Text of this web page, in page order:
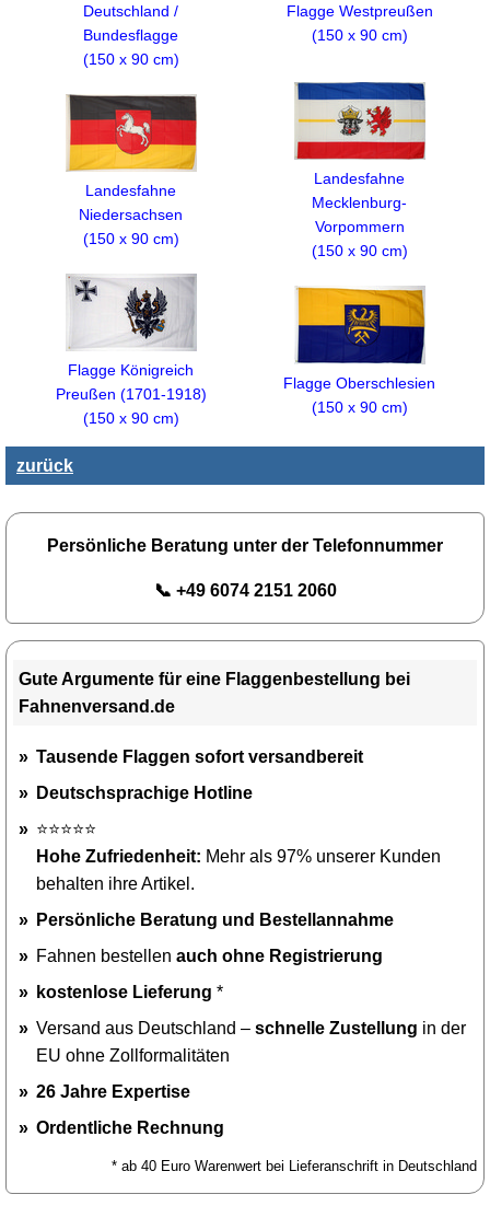
Deutschland /
Bundesflagge
(150 x 90 cm)
Flagge Westpreußen
(150 x 90 cm)
Landesfahne
Niedersachsen
(150 x 90 cm)
Landesfahne
Mecklenburg-
Vorpommern
(150 x 90 cm)
Flagge Königreich
Preußen (1701-1918)
(150 x 90 cm)
Flagge Oberschlesien
(150 x 90 cm)
zurück
Persönliche Beratung unter der Telefonnummer
📞 +49 6074 2151 2060
Gute Argumente für eine Flaggenbestellung bei
Fahnenversand.de
Tausende Flaggen sofort versandbereit
Deutschsprachige Hotline
⭐⭐⭐⭐⭐
Hohe Zufriedenheit: Mehr als 97% unserer Kunden
behalten ihre Artikel.
Persönliche Beratung und Bestellannahme
Fahnen bestellen auch ohne Registrierung
kostenlose Lieferung *
Versand aus Deutschland – schnelle Zustellung in der
EU ohne Zollformalitäten
26 Jahre Expertise
Ordentliche Rechnung
* ab 40 Euro Warenwert bei Lieferanschrift in Deutschland